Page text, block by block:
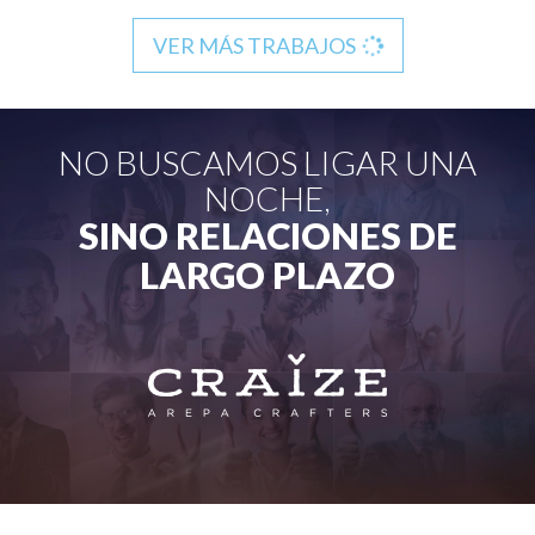
VER MÁS TRABAJOS
NO BUSCAMOS LIGAR UNA
NOCHE,
SINO RELACIONES DE
LARGO PLAZO